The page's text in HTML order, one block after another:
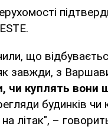
що
завжди, з
чи куплять вони
будинків чи
літак", –